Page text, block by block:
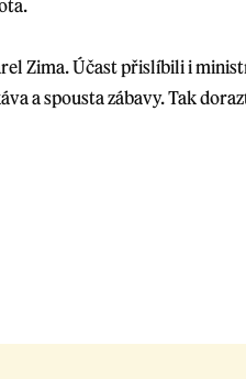
Zima. Účast přislíbili i
a spousta zábavy. Tak